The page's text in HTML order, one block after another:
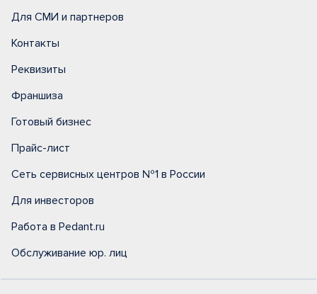
Для СМИ и партнеров
Контакты
Реквизиты
Франшиза
Готовый бизнес
Прайс-лист
Сеть сервисных центров №1 в России
Для инвесторов
Работа в Pedant.ru
Обслуживание юр. лиц